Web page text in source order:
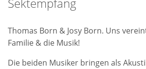
Sektempfang
Thomas Born & Josy Born. Uns
Familie & die Musik!
Die beiden Musiker bringen als